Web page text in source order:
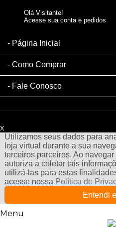
Olá Visitante!
Acesse sua conta e pedidos
Página Inicial
Como Comprar
Fale Conosco
x
Utilizamos seus dados para
loja virtual durante a sua
terceiros parceiros. Ao
autoriza a coletar tais
utilizá-las para estas
acesse nossa Política de
Entendi
Menu